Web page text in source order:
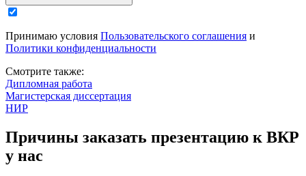
Принимаю условия Пользовательского соглашения и
Политики конфиденциальности
Смотрите также:
Дипломная работа
Магистерская диссертация
НИР
Причины заказать презентацию к ВКР
у нас